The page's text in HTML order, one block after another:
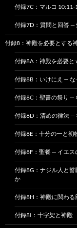
付録7C：マルコ
付録7D：質問と回答 —
付録8：神殿を必要とする
付録8A：神殿を必要と
付録8B：いけにえ —
付録8C：聖書の祭り —
付録8D：清めの律法 —
付録8E：十分の一と初
付録8F：聖餐 — イエ
付録8G：ナジル人と
か
付録8H：神殿に関わ
付録8I：十字架と神殿